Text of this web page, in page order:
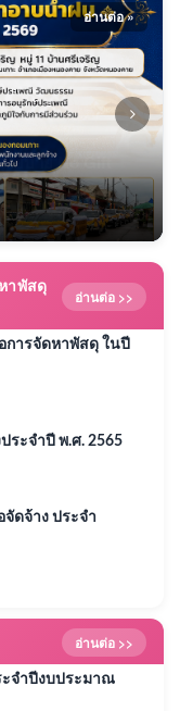
อ่านต่อ »
นองกอมเกาะ สมัย
ยบาย No Gift
าใจแก่ผู้บริการและ
Policy จากการ
ฒนาการแพทย์
วทางโรคพิษสุนัข
หรือประเด็นสำคัญ
รื่องดื่มแอลกอฮอล์
กได้มีส่วนในการ
เกาะเข้ารับฝึก
ะจำปี 2569
าพัสดุ
อ่านต่อ >>
การจัดหาพัสดุ ในปี
ระจำปี พ.ศ. 2565
ดจ้าง ประจำ
อ่านต่อ >>
จำปีงบประมาณ